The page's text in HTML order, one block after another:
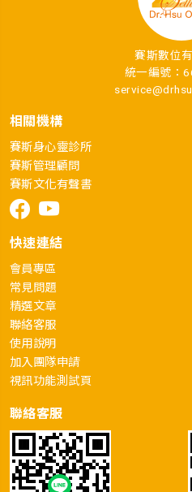
賽斯數位
統一編號：
相關機構
賽斯身心靈診所
賽斯管理顧問
賽斯文化有聲書
快速連結
會員專區
常見問題
精選文章
聯絡客服
使用說明
加入團隊申請
視訊功能測試頁
聯絡客服